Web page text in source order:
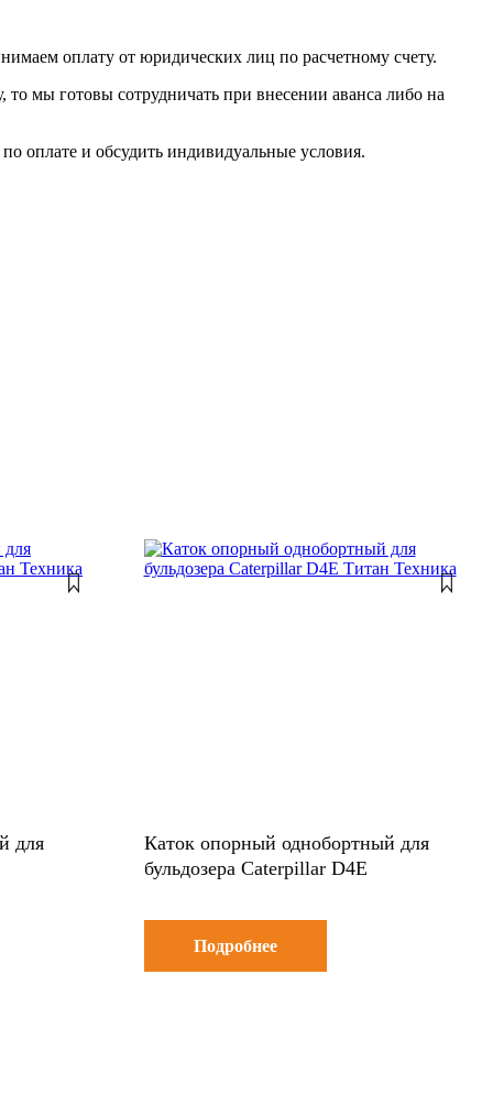
оплату от юридических лиц по расчетному счету.
то мы готовы сотрудничать при внесении аванса либо на
оплате и обсудить индивидуальные условия.
для
Каток опорный однобортный для
бульдозера Caterpillar D4E
Подробнее